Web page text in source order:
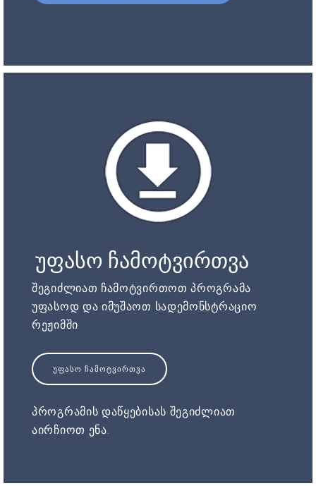
უფასო ჩამოტვირთვა
შეგიძლიათ ჩამოტვირთოთ პროგრამა
უფასოდ და იმუშაოთ სადემონსტრაციო
რეჟიმში
ᲣᲤᲐᲡᲝ ᲩᲐᲛᲝᲢᲕᲘᲠᲗᲕᲐ
პროგრამის დაწყებისას შეგიძლიათ
აირჩიოთ ენა.